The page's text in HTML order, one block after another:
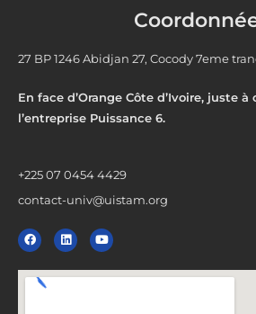
27 BP 1246 Abidjan 27, Cocody 7eme
En face d’Orange Côte d’Ivoire, juste
l’entreprise Puissance 6.
+225 07 0454 4429
contact-univ@uistam.org